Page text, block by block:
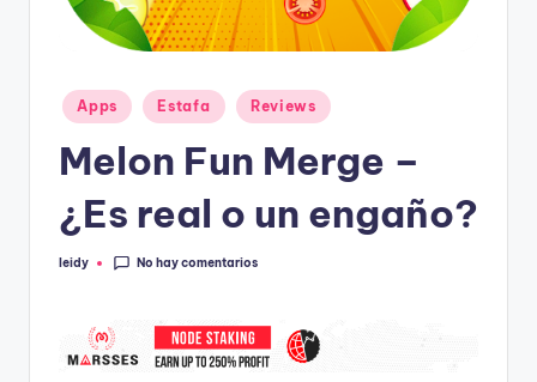
Publicado
en
Apps Estafa Reviews
Melon Fun Merge –
¿Es real o un engaño?
Publicado
leidy No hay comentarios